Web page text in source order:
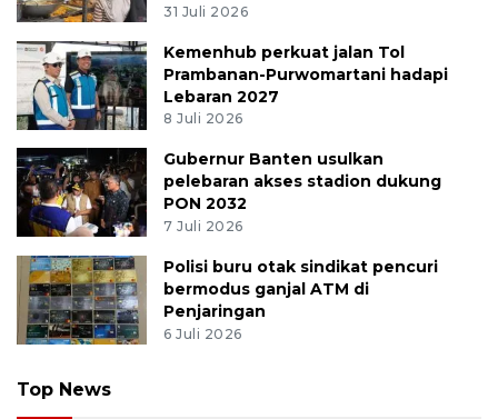
31 Juli 2026
Kemenhub perkuat jalan Tol
Prambanan-Purwomartani hadapi
Lebaran 2027
8 Juli 2026
Gubernur Banten usulkan
pelebaran akses stadion dukung
PON 2032
7 Juli 2026
Polisi buru otak sindikat pencuri
bermodus ganjal ATM di
Penjaringan
6 Juli 2026
Top News